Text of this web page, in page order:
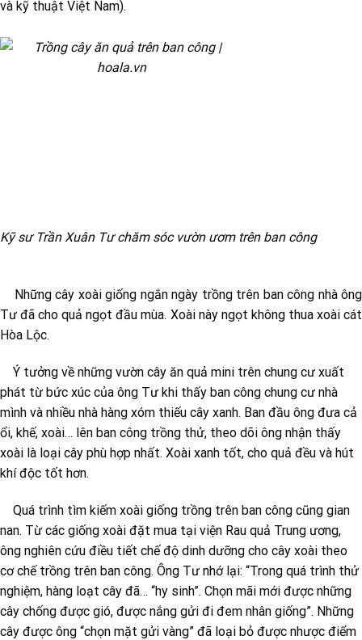
và kỹ thuật Việt Nam).
Kỹ sư Trần Xuân Tư chăm sóc vườn ươm trên ban công
Những cây xoài giống ngắn ngày trồng trên ban công nhà ông
Tư đã cho quả ngọt đầu mùa. Xoài này ngọt không thua xoài cát
Hòa Lộc.
Ý tưởng về những vườn cây ăn quả mini trên chung cư xuất
phát từ bức xúc của ông Tư khi thấy ban công chung cư nhà
mình và nhiều nhà hàng xóm thiếu cây xanh. Ban đầu ông đưa cả
ổi, khế, xoài… lên ban công trồng thử, theo dõi ông nhận thấy
xoài là loại cây phù hợp nhất. Xoài xanh tốt, cho quả đều và hút
khí độc tốt hơn.
Quá trình tìm kiếm xoài giống trồng trên ban công cũng gian
nan. Từ các giống xoài đặt mua tại viện Rau quả Trung ương,
ông nghiên cứu điều tiết chế độ dinh dưỡng cho cây xoài theo
cơ chế trồng trên ban công. Ông Tư nhớ lại: “Trong quá trình thử
nghiệm, hàng loạt cây đã… “hy sinh”. Chọn mãi mới được những
cây chống được gió, được nắng gửi đi đem nhân giống”. Những
cây được ông “chọn mặt gửi vàng” đã loại bỏ được nhược điểm